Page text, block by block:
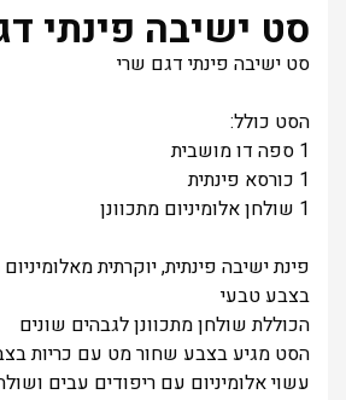
סט ישיבה פינתי
סט ישיבה פינתי דגם שרי
הסט כולל:
1 ספה דו מושבית
1 כורסא פינתית
1 שולחן אלומיניום מתכוונן
פינת ישיבה פינתית, יוקרתית
בצבע טבעי
הכוללת שולחן מתכוונן לגבהים שונים
הסט מגיע בצבע שחור מט עם כריות
עשוי אלומיניום עם ריפודים עבים